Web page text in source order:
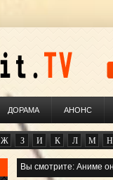
ДОРАМА АНОНС
Ж З И К Л М Н
Вы смотрите: Аниме